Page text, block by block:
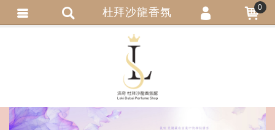
杜拜沙龍香氛 0
會員登入
會員註冊
忘記密碼
訂單查詢
繁體中文